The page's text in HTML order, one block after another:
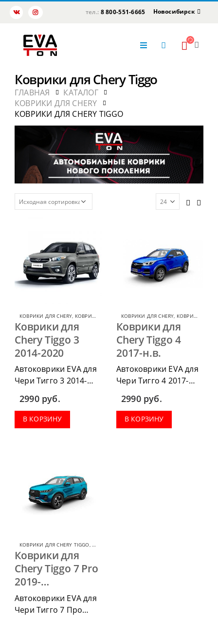
тел.: 8 800-551-6665 Новосибирск
Коврики для Chery Tiggo
ГЛАВНАЯ
КАТАЛОГ
КОВРИКИ ДЛЯ CHERY
КОВРИКИ ДЛЯ CHERY TIGGO
КОВРИКИ ДЛЯ CHERY, КОВРИКИ ДЛЯ CHERY TIGGO
Коврики для
Chery Tiggo 3
2014-2020
Автоковрики EVA для
Чери Тигго 3 2014-
2020. можно
приобрести в
комплектации:
водительский коврик,
2990 руб.
В КОРЗИНУ
КОВРИКИ ДЛЯ CHERY, КОВРИКИ ДЛЯ CHERY TIGGO
Коврики для
Chery Tiggo 4
2017-н.в.
Автоковрики EVA для
Чери Тигго 4 2017-
н.в.. можно
приобрести в
комплектации:
водительский коврик,
2990 руб.
В КОРЗИНУ
КОВРИКИ ДЛЯ CHERY TIGGO,КОВРИКИ ДЛЯ CHERY
Коврики для
Chery Tiggo 7 Pro
2019-…
Автоковрики EVA для
Чери Тигго 7 Про